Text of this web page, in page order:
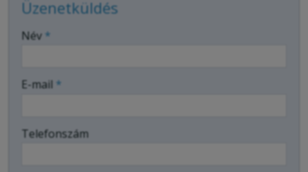
Üzenetküldés
-
-
Név *
E-mail *
Telefonszám